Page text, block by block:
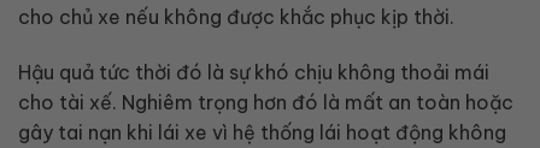
cho chủ xe nếu không được khắc phục kịp thời.
Hậu quả tức thời đó là sự khó chịu không thoải mái
cho tài xế. Nghiêm trọng hơn đó là mất an toàn hoặc
gây tai nạn khi lái xe vì hệ thống lái hoạt động không